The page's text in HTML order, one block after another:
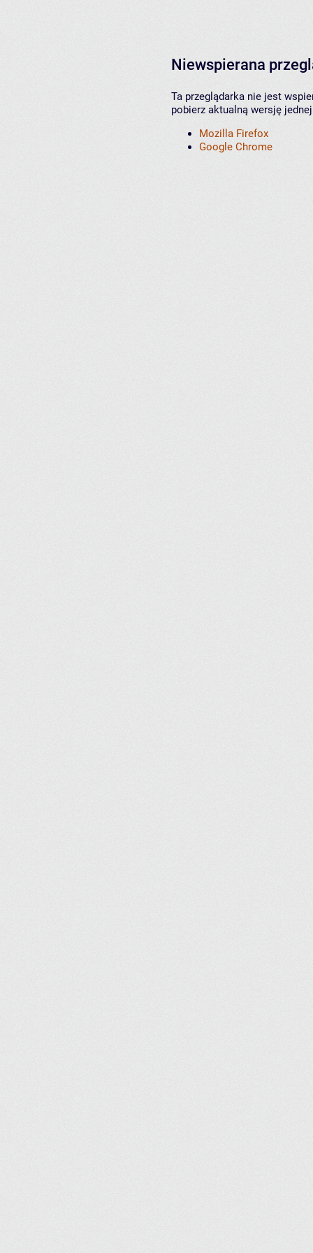
Niewspierana
Ta przeglądarka nie jest
pobierz aktualną wersję
Mozilla Firefox
Google Chrome